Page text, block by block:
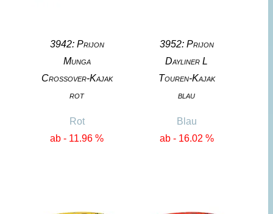
3942: Prijon
Munga
Crossover-Kajak
rot
Rot
ab - 11.96 %
3952: Prijon
Dayliner L
Touren-Kajak
blau
Blau
ab - 16.02 %